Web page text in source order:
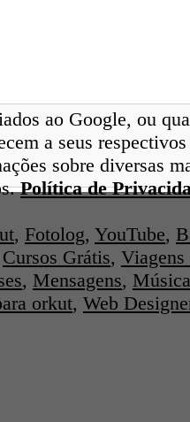
ao Google, ou
a seus
sobre diversas
Política de
, Fotolog, YouTube,
Cursos Grátis, Viagens
, Mensagens,
orkut, Web